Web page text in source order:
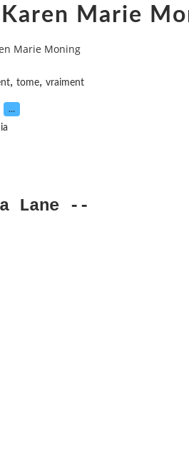
Marie
Marie Moning
, tome, vraiment
…
Lane --